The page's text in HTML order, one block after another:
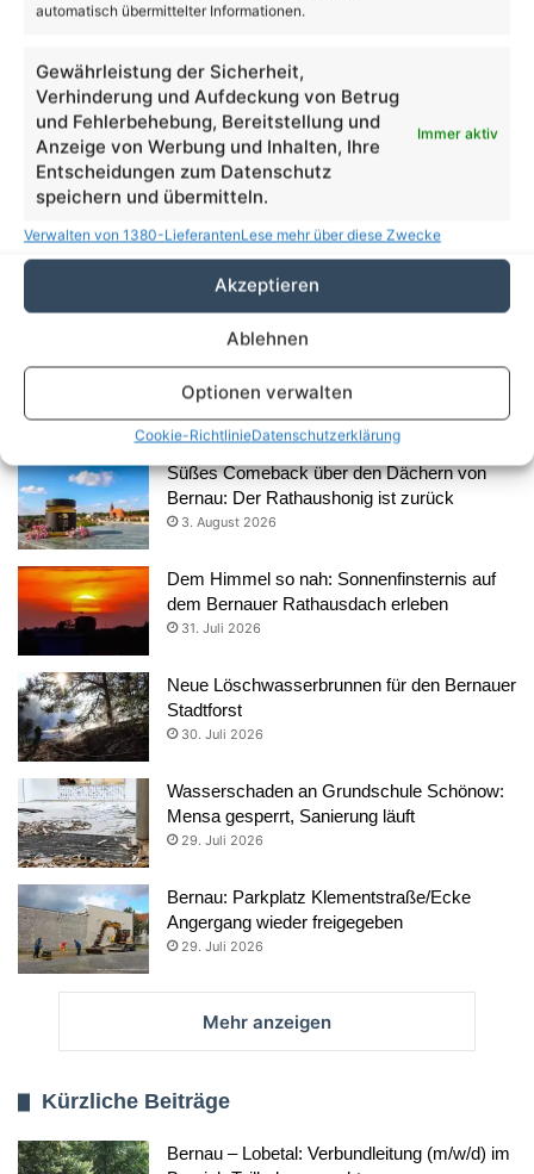
automatisch übermittelter Informationen.
Gewährleistung der Sicherheit,
Verhinderung und Aufdeckung von Betrug
und Fehlerbehebung, Bereitstellung und
Anzeige von Werbung und Inhalten, Ihre
Entscheidungen zum Datenschutz
speichern und übermitteln.
Immer aktiv
Verwalten von 1380-LieferantenLese mehr über diese Zwecke
Akzeptieren
Ablehnen
Optionen verwalten
Cookie-RichtlinieDatenschutzerklärung
Aus dem Rathaus
35 Jahre Herzblut für Kunst und Kultur: Anja
Schreier und ihre FRAKIMA Bernau
5. August 2026
Süßes Comeback über den Dächern von
Bernau: Der Rathaushonig ist zurück
3. August 2026
Dem Himmel so nah: Sonnenfinsternis auf
dem Bernauer Rathausdach erleben
31. Juli 2026
Neue Löschwasserbrunnen für den Bernauer
Stadtforst
30. Juli 2026
Wasserschaden an Grundschule Schönow:
Mensa gesperrt, Sanierung läuft
29. Juli 2026
Bernau: Parkplatz Klementstraße/Ecke
Angergang wieder freigegeben
29. Juli 2026
Mehr anzeigen
Kürzliche Beiträge
Bernau – Lobetal: Verbundleitung (m/w/d) im